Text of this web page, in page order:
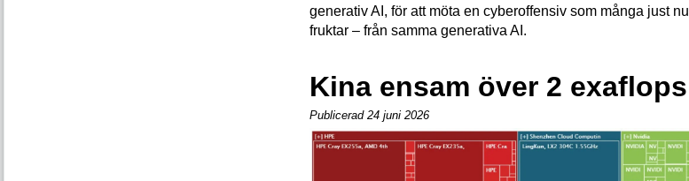
generativ AI, för att möta en cyberoffensiv som många just nu
fruktar – från samma generativa AI.
Kina ensam över 2 exaflops
Publicerad 24 juni 2026